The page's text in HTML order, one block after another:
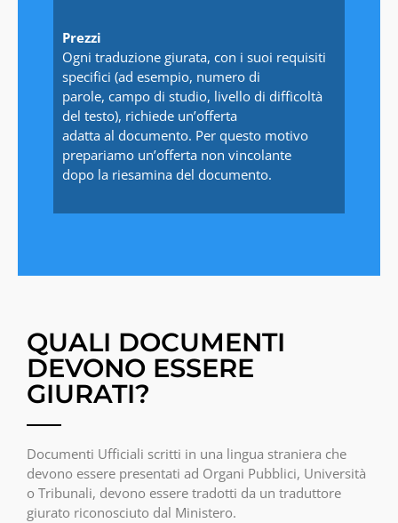
Prezzi
Ogni traduzione giurata, con i suoi requisiti
specifici (ad esempio, numero di
parole, campo di studio, livello di difficoltà
del testo), richiede un’offerta
adatta al documento. Per questo motivo
prepariamo un’offerta non vincolante
dopo la riesamina del documento.
QUALI DOCUMENTI
DEVONO ESSERE
GIURATI?
Documenti Ufficiali scritti in una lingua straniera che
devono essere presentati ad Organi Pubblici, Università
o Tribunali, devono essere tradotti da un traduttore
giurato riconosciuto dal Ministero.